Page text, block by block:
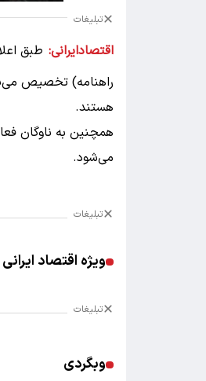
تبلیغات
اقتصادایرانی: طبق
راهنامه) تخصیص
هستند.
همچنین به ناوگان
می‌شود.
تبلیغات
ویژه اقتصاد ایرانی
تبلیغات
وبگردی